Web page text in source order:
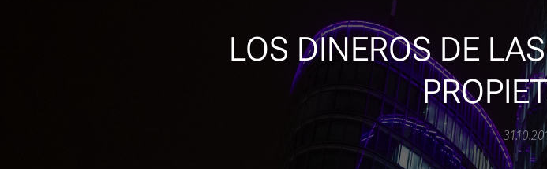
LOS DINEROS DE